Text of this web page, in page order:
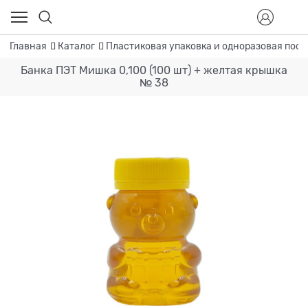
Главная Каталог Пластиковая упаковка и одноразовая
Банка ПЭТ Мишка 0,100 (100 шт) + желтая крышка
№ 38